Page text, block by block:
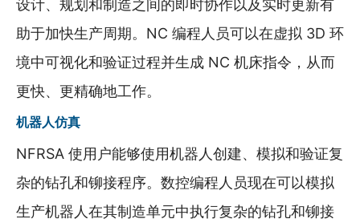
设计、规划和制造之间的即时协作以及实时更新有
助于加快生产周期。NC 编程人员可以在虚拟 3D 环
境中可视化和验证过程并生成 NC 机床指令，从而
更快、更精确地工作。
机器人仿真
NFRSA 使用户能够使用机器人创建、模拟和验证复
杂的钻孔和铆接程序。数控编程人员现在可以模拟
生产机器人在其制造单元中执行复杂的钻孔和铆接